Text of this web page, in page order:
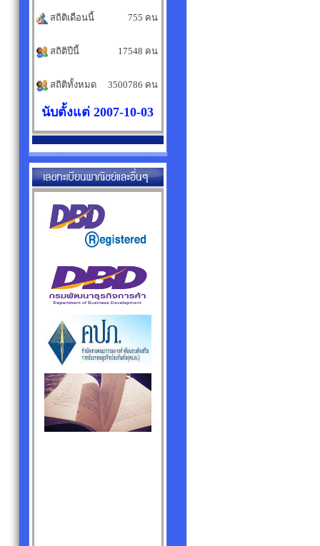
สถิติเดือนนี้ 755 คน
สถิติปีนี้ 17548 คน
สถิติทั้งหมด 3500786 คน
นับตั้งแต่ 2007-10-03